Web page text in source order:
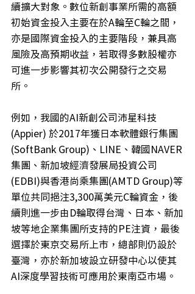
續擴大對象。數位新創事業所需的高額
初始資金投入主要在於A輪至C輪之間，
亦是國際資金投入的主要階段，兼具高
風險及高預期收益，若取得多數股權亦
可進一步影響其初次公開發行之交易
所。
例如，我國的AI新創公司沛星科技
(Appier) 於2017年獲日本軟體銀行集團
(SoftBank Group)、LINE、韓國NAVER
集團、新加坡經濟發展局投資公司
(EDBI)與香港尚乘集團(AMTD Group)等
單位共同挹注3,300萬美元C輪資金，後
續則進一步由D輪取得台灣、日本、新加
坡等地企業集團所支持的PE注資，最後
選擇於東京交易所上市，總部則仍設於
臺灣，亦於新加坡設立研發中心以使其
AI深度學習技術可應用於東南亞市場。